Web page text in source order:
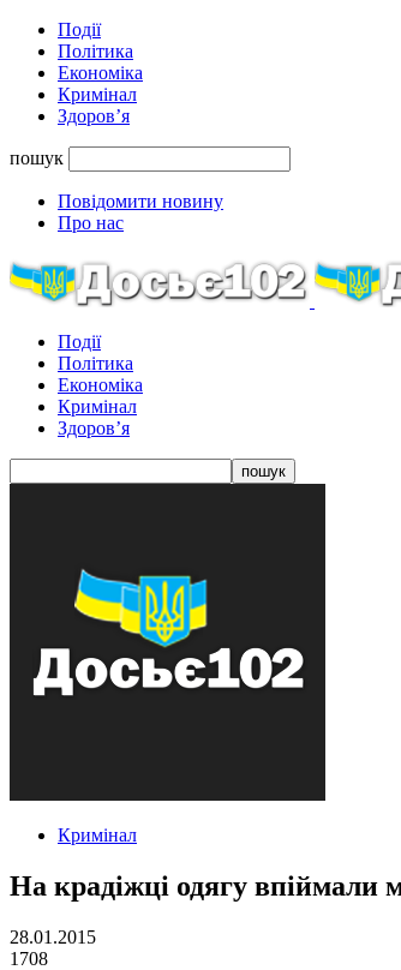
Події
Політика
Економіка
Кримінал
Здоров’я
пошук
Повідомити новину
Про нас
Події
Політика
Економіка
Кримінал
Здоров’я
Кримінал
На крадіжці одягу
28.01.2015
1708